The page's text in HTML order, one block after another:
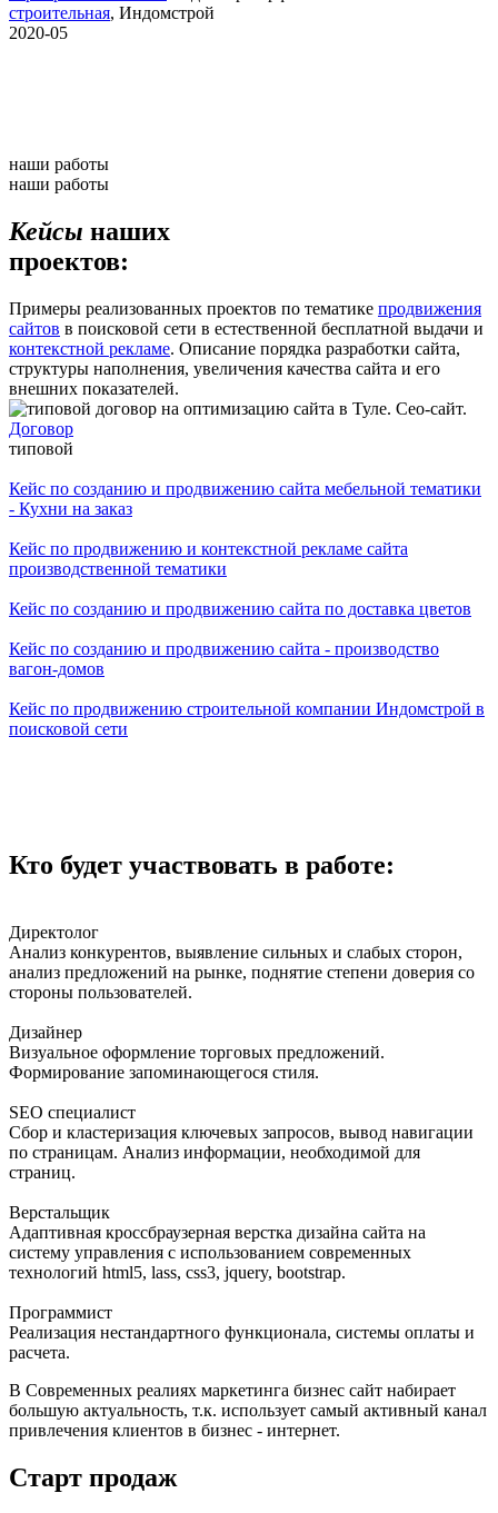
строительная, Индомстрой
2020-05
наши работы
наши работы
Кейсы наших
проектов:
Примеры реализованных проектов по тематике продвижения
сайтов в поисковой сети в естественной бесплатной выдачи и
контекстной рекламе. Описание порядка разработки сайта,
структуры наполнения, увеличения качества сайта и его
внешних показателей.
Договор
типовой
Кейс по созданию и продвижению сайта мебельной тематики
- Кухни на заказ
Кейс по продвижению и контекстной рекламе сайта
производственной тематики
Кейс по созданию и продвижению сайта по доставка цветов
Кейс по созданию и продвижению сайта - производство
вагон-домов
Кейс по продвижению строительной компании Индомстрой в
поисковой сети
Кто будет участвовать в работе:
Директолог
Анализ конкурентов, выявление сильных и слабых сторон,
анализ предложений на рынке, поднятие степени доверия со
стороны пользователей.
Дизайнер
Визуальное оформление торговых предложений.
Формирование запоминающегося стиля.
SEO специалист
Сбор и кластеризация ключевых запросов, вывод навигации
по страницам. Анализ информации, необходимой для
страниц.
Верстальщик
Адаптивная кроссбраузерная верстка дизайна сайта на
систему управления с использованием современных
технологий html5, lass, css3, jquery, bootstrap.
Программист
Реализация нестандартного функционала, системы оплаты и
расчета.
В Современных реалиях маркетинга бизнес сайт набирает
большую актуальность, т.к. использует самый активный канал
привлечения клиентов в бизнес - интернет.
Старт продаж